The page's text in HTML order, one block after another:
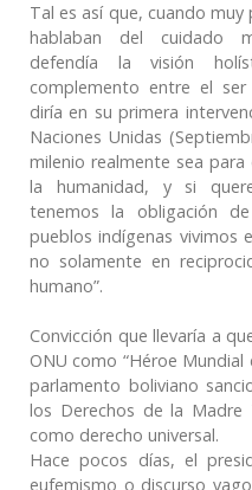
Tal es así que, cuando
hablaban del cuidado
defendía la visión
complemento entre el
diría en su primera
Naciones Unidas
milenio realmente sea
la humanidad, y si
tenemos la obligación
pueblos indígenas vivimos
no solamente en
humano”.
Convicción que llevaría a
ONU como “Héroe
parlamento boliviano
los Derechos de la Madre
como derecho universal.
Hace pocos días, el
eufemismo o discurso